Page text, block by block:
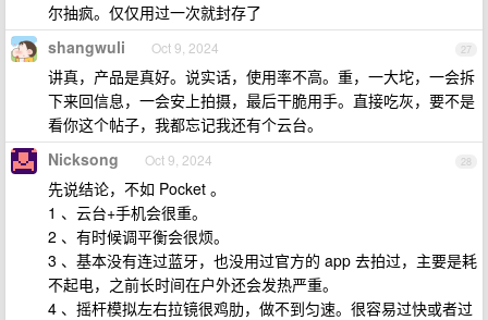
尔抽疯。仅仅用过一次就封存了
27
shangwuli Oct 9, 2024
讲真，产品是真好。说实话，使用率不高。重，一大坨，一会拆
下来回信息，一会安上拍摄，最后干脆用手。直接吃灰，要不是
看你这个帖子，我都忘记我还有个云台。
28
Nicksong Oct 9, 2024
先说结论，不如 Pocket 。
1 、云台+手机会很重。
2 、有时候调平衡会很烦。
3 、基本没有连过蓝牙，也没用过官方的 app 去拍过，主要是耗
不起电，之前长时间在户外还会发热严重。
4 、摇杆模拟左右拉镜很鸡肋，做不到匀速。很容易过快或者过